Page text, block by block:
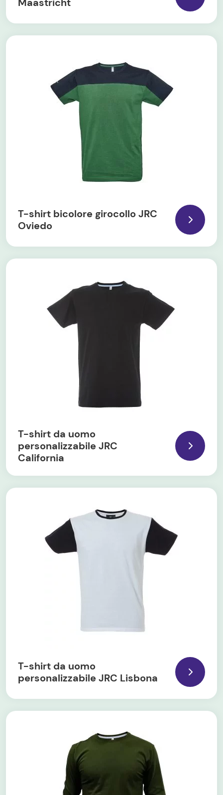
Maastricht
T-shirt bicolore girocollo JRC
Oviedo
T-shirt da uomo
personalizzabile JRC
California
T-shirt da uomo
personalizzabile JRC Lisbona